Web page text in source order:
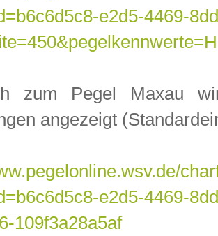
e2d5-4469-
zum Pegel Maxau
angezeigt
e2d5-4469-
109f3a28a5af